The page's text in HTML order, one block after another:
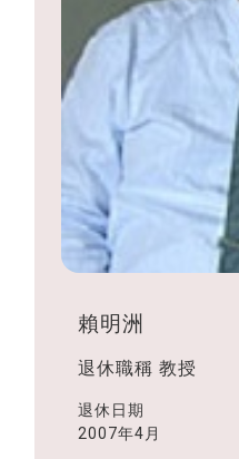
賴明洲
退休職稱 教授
退休日期
2007年4月